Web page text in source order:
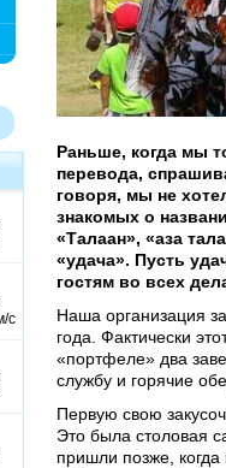
Раньше, когда мы
перевода,
говоря, мы не
знакомых о
«Талаан», «аза
«удача». Пусть
гостям во всех
Наша организация
года. Фактически
«портфеле» два
службу и горячие
Первую свою
Это была столовая
пришли позже,